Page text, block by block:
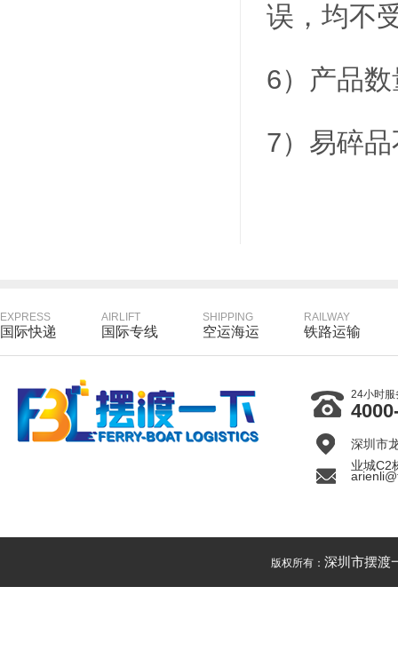
误，均不
6）产品
7）易碎
EXPRESS
国际快递
AIRLIFT
国际专线
SHIPPING
空运海运
RAILWAY
铁路运输
24小时服
深圳市
业城C2
版权所有： 深圳市摆渡